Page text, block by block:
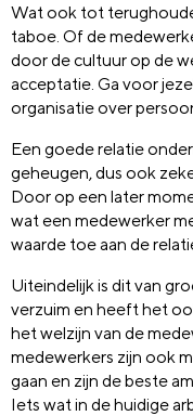
Wat ook tot
taboe. Of de
door de cultuur op de
acceptatie. Ga voor
organisatie over
Een goede relatie
geheugen, dus ook
Door op een later
wat een medewerker
waarde toe aan de
Uiteindelijk is dit van
verzuim en heeft het
het welzijn van de
medewerkers zijn ook
gaan en zijn de beste
Iets wat in de huidige